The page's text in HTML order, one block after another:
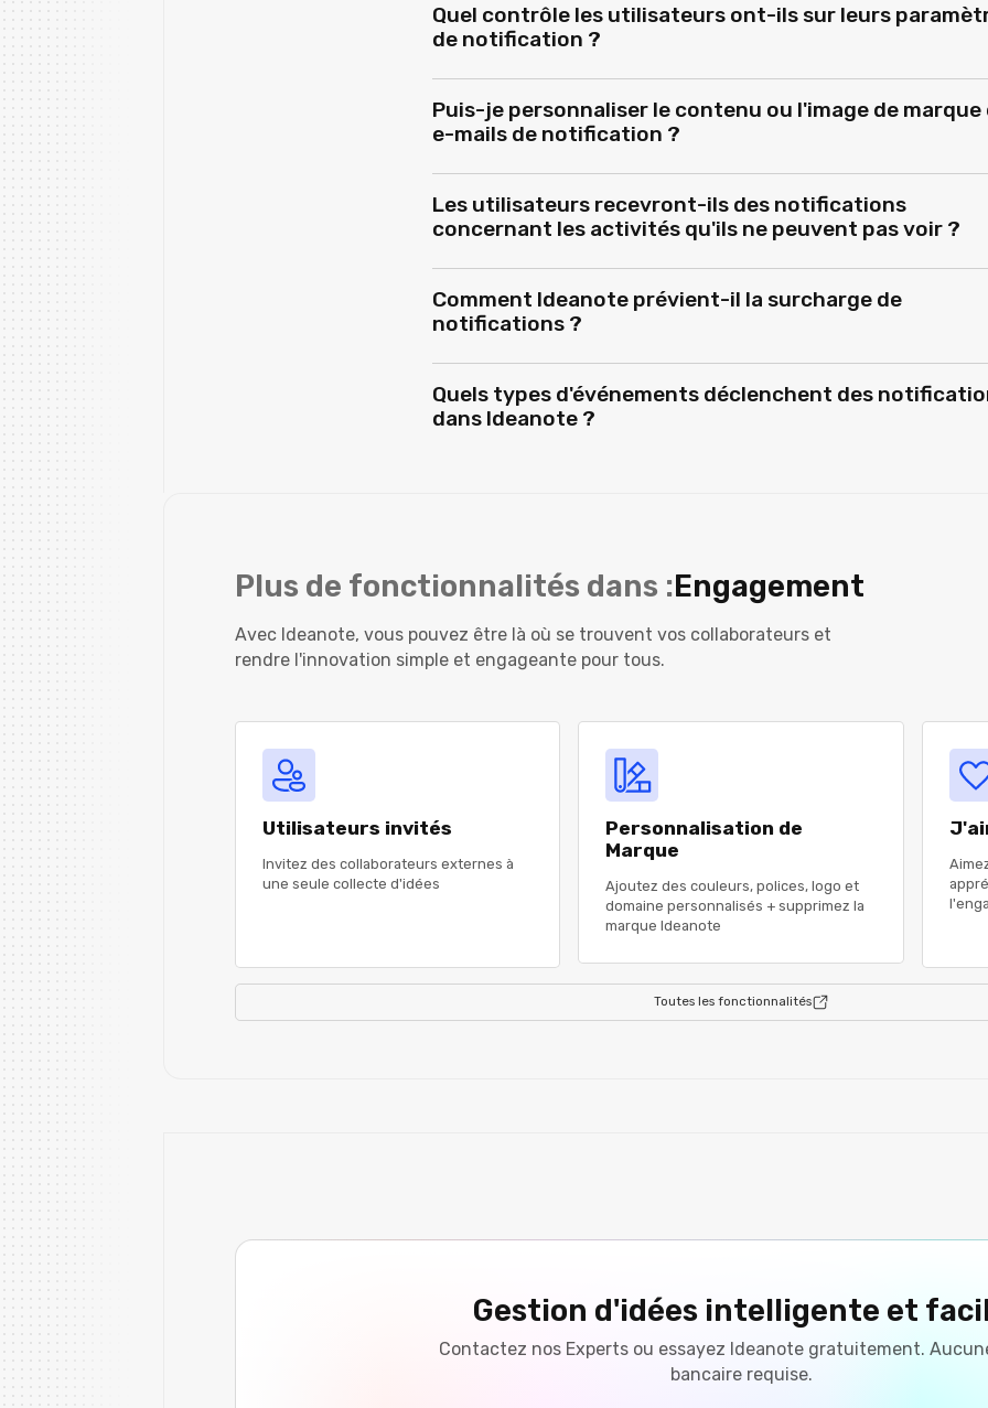
Quel contrôle les utilisateurs ont-ils sur leurs
de notification ?
Puis-je personnaliser le contenu ou l'image de marque
e-mails de notification ?
Les utilisateurs recevront-ils des notifications
concernant les activités qu'ils ne peuvent pas voir ?
Comment Ideanote prévient-il la surcharge de
notifications ?
Quels types d'événements déclenchent des
dans Ideanote ?
Plus de fonctionnalités dans :Engagement
Avec Ideanote, vous pouvez être là où se trouvent vos collaborateurs et
rendre l'innovation simple et engageante pour tous.
Utilisateurs invités
Invitez des collaborateurs externes à
une seule collecte d'idées
Personnalisation de
Marque
Ajoutez des couleurs, polices, logo et
domaine personnalisés + supprimez la
marque Ideanote
Toutes les fonctionnalités
Gestion d'idées intelligente et
Contactez nos Experts ou essayez Ideanote gratuitement.
bancaire requise.